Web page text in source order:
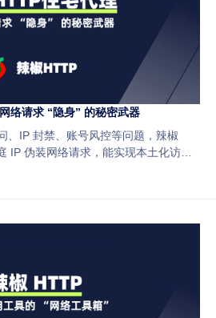
络请求 “隐身” 的秘密武器
、IP 封禁、账号风控等问题，辣椒
IP 伪装网络请求，能实现本土化访
降低账号风险，还具备全球覆盖、智能